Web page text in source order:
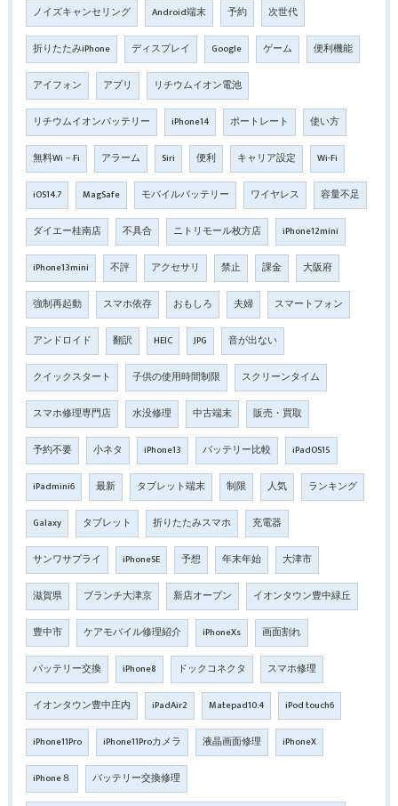
ノイズキャンセリング Android端末 予約 次世代
折りたたみiPhone ディスプレイ Google ゲーム 便利機能
アイフォン アプリ リチウムイオン電池
リチウムイオンバッテリー iPhone14 ポートレート 使い方
無料Wi－Fi アラーム Siri 便利 キャリア設定 Wi-Fi
iOS14.7 MagSafe モバイルバッテリー ワイヤレス 容量不足
ダイエー桂南店 不具合 ニトリモール枚方店 iPhone12mini
iPhone13mini 不評 アクセサリ 禁止 課金 大阪府
強制再起動 スマホ依存 おもしろ 夫婦 スマートフォン
アンドロイド 翻訳 HEIC JPG 音が出ない
クイックスタート 子供の使用時間制限 スクリーンタイム
スマホ修理専門店 水没修理 中古端末 販売・買取
予約不要 小ネタ iPhone13 バッテリー比較 iPadOS15
iPadmini6 最新 タブレット端末 制限 人気 ランキング
Galaxy タブレット 折りたたみスマホ 充電器
サンワサプライ iPhoneSE 予想 年末年始 大津市
滋賀県 ブランチ大津京 新店オープン イオンタウン豊中緑丘
豊中市 ケアモバイル修理紹介 iPhoneXs 画面割れ
バッテリー交換 iPhone8 ドックコネクタ スマホ修理
イオンタウン豊中庄内 iPadAir2 Matepad10.4 iPod touch6
iPhone11Pro iPhone11Proカメラ 液晶画面修理 iPhoneX
iPhone８ バッテリー交換修理